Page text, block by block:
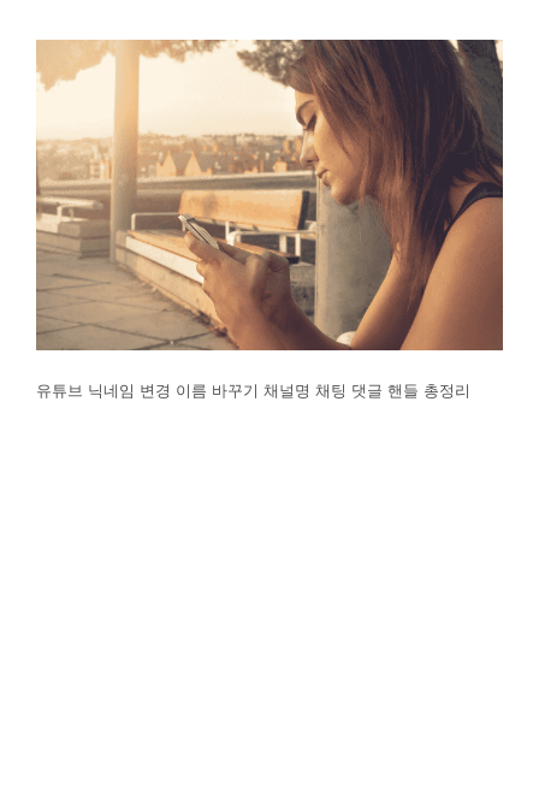
유튜브 닉네임 변경 이름 바꾸기 채널명 채팅 댓글 핸들 총정리